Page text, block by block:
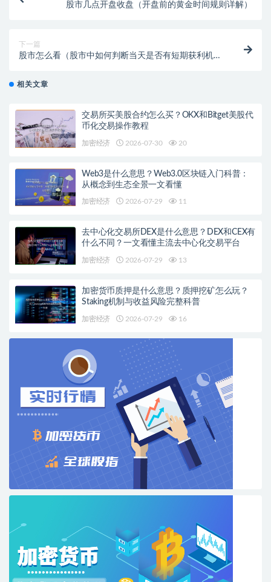
股市几点开盘收盘（开盘前的黄金时间规则详解）
下一篇
股市怎么看（股市中如何判断当天是否有短期获利机
相关文章
交易所买美股合约怎么买？OKX和Bitget美股代
币化交易操作教程
加密经济 2026-07-30 20
Web3是什么意思？Web3.0区块链入门科普：
从概念到生态全景一文看懂
加密经济 2026-07-29 11
去中心化交易所DEX是什么意思？DEX和CEX有
什么不同？一文看懂主流去中心化交易平台
加密经济 2026-07-29 13
加密货币质押是什么意思？质押挖矿怎么玩？
Staking机制与收益风险完整科普
加密经济 2026-07-29 16